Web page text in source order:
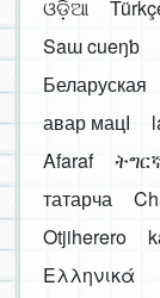
ଓଡ଼ିଆ
Saɯ cueŋƅ
Беларуская
авар мацӀ
Afaraf
татарча
Otjiherero
Ελληνικά